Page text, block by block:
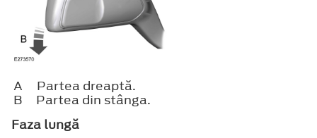
A
Partea dreaptă.
B
Partea din stânga.
Faza lungă